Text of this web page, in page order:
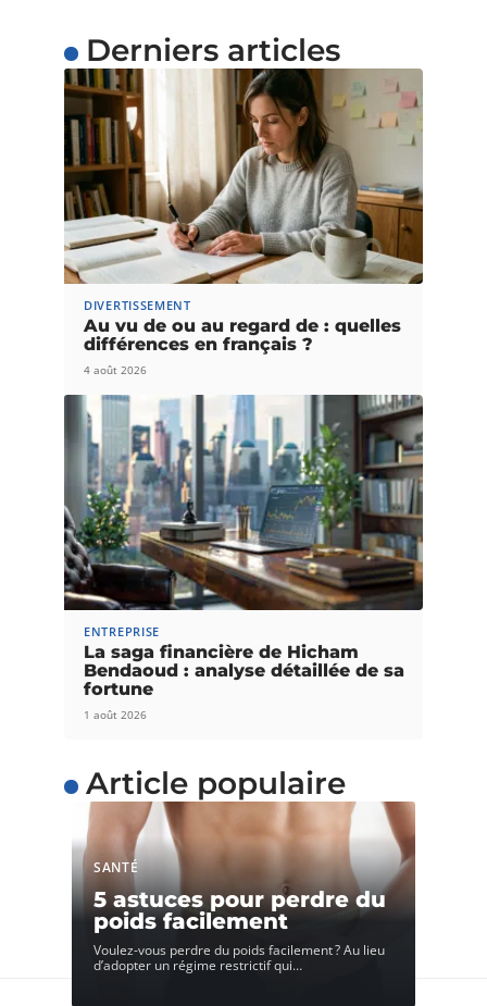
Derniers articles
DIVERTISSEMENT
Au vu de ou au regard de : quelles
différences en français ?
4 août 2026
ENTREPRISE
La saga financière de Hicham
Bendaoud : analyse détaillée de sa
fortune
1 août 2026
Article populaire
SANTÉ
5 astuces pour perdre du
poids facilement
Voulez-vous perdre du poids facilement ? Au lieu
d’adopter un régime restrictif qui…